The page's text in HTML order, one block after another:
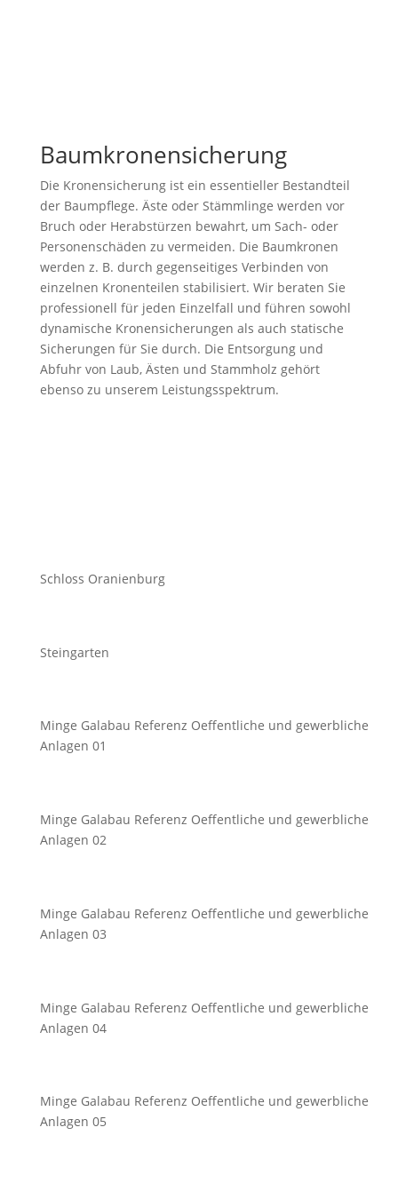
Baumkronensicherung
Die Kronensicherung ist ein essentieller Bestandteil
der Baumpflege. Äste oder Stämmlinge werden vor
Bruch oder Herabstürzen bewahrt, um Sach- oder
Personenschäden zu vermeiden. Die Baumkronen
werden z. B. durch gegenseitiges Verbinden von
einzelnen Kronenteilen stabilisiert. Wir beraten Sie
professionell für jeden Einzelfall und führen sowohl
dynamische Kronensicherungen als auch statische
Sicherungen für Sie durch. Die Entsorgung und
Abfuhr von Laub, Ästen und Stammholz gehört
ebenso zu unserem Leistungsspektrum.
Schloss Oranienburg
Steingarten
Minge Galabau Referenz Oeffentliche und gewerbliche
Anlagen 01
Minge Galabau Referenz Oeffentliche und gewerbliche
Anlagen 02
Minge Galabau Referenz Oeffentliche und gewerbliche
Anlagen 03
Minge Galabau Referenz Oeffentliche und gewerbliche
Anlagen 04
Minge Galabau Referenz Oeffentliche und gewerbliche
Anlagen 05